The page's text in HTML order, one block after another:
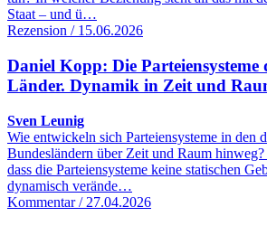
Staat – und ü…
Rezension / 15.06.2026
Daniel Kopp: Die Parteiensysteme
Länder. Dynamik in Zeit und
Sven Leunig
Wie entwickeln sich Parteiensysteme in den
Bundesländern über Zeit und Raum
dass die Parteiensysteme keine statischen
dynamisch verände…
Kommentar / 27.04.2026